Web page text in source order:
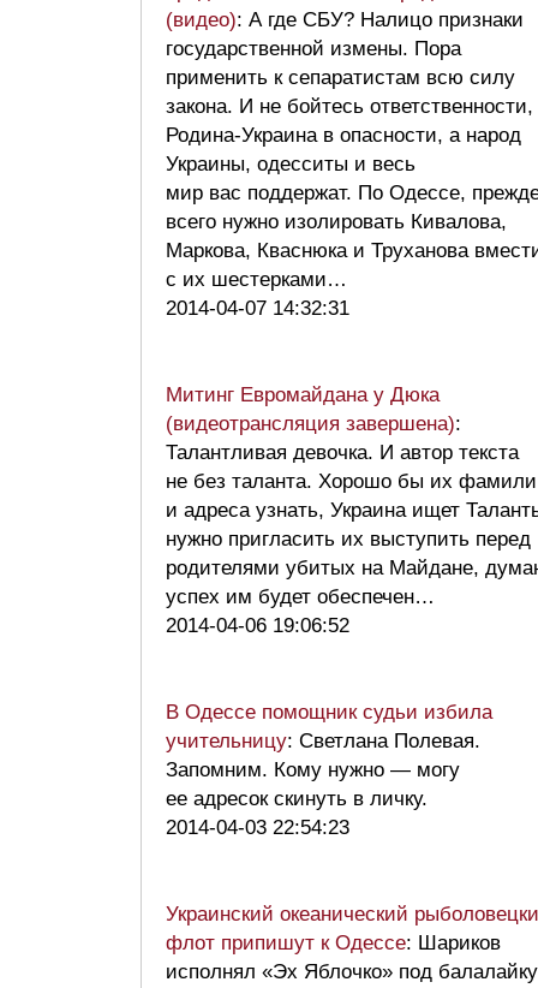
(видео): А где СБУ? Налицо признаки
государственной измены. Пора
применить к сепаратистам всю силу
закона. И не бойтесь ответственности,
Родина-Украина в опасности, а народ
Украины, одесситы и весь
мир вас поддержат. По Одессе,
всего нужно изолировать Кивалова,
Маркова, Кваснюка и Труханова
с их шестерками…
2014-04-07 14:32:31
Митинг Евромайдана у Дюка
(видеотрансляция завершена):
Талантливая девочка. И автор текста
не без таланта. Хорошо бы их
и адреса узнать, Украина ищет
нужно пригласить их выступить перед
родителями убитых на Майдане,
успех им будет обеспечен…
2014-04-06 19:06:52
В Одессе помощник судьи избила
учительницу: Светлана Полевая.
Запомним. Кому нужно — могу
ее адресок скинуть в личку.
2014-04-03 22:54:23
Украинский океанический
флот припишут к Одессе: Шариков
исполнял «Эх Яблочко» под